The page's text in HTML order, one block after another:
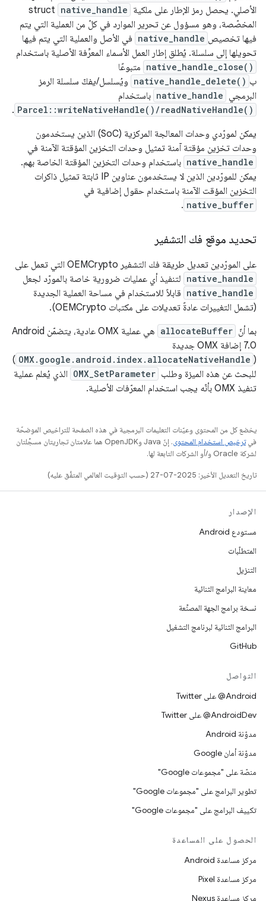
الأصلي. يحصل رمز الإطار على ملكية native_handle
struct
المخصّصة، وهو مسؤول عن تحرير الموارد في كلّ من العملية التي يتم
فيها تخصيص native_handle في الأصل والعملية التي يتم فيها
تحويلها إلى سلسلة. يُطلق إطار العمل الأسماء المعرِّفة الأصلية باستخدام
native_handle_close() متبوعًا
ب native_handle_delete() ويُسلسل/يفكّ سلسلة الرمز
البرمجي native_handle باستخدام
Parcel::writeNativeHandle()/readNativeHandle()
.
يمكن لمورّدي وحدات المعالجة المركزية (SoC) الذين يستخدمون
وحدات تخزين مؤقتة آمنة تمثيل وحدات التخزين المؤقتة الآمنة في
native_handle باستخدام وحدات التخزين المؤقتة الخاصة بهم.
يمكن للمورّدين الذين لا يستخدمون عناوين IP ثابتة تمثيل ذاكرات
التخزين المؤقت الآمنة باستخدام حقول إضافية في
native_buffer
.
تحديد موقع فك التشفير
على المورّدين تعديل طريقة فك التشفير OEMCrypto التي تعمل على
native_handle لتنفيذ أي عمليات ضرورية خاصة بالمورّد لجعل
native_handle قابلاً للاستخدام في مساحة العملية الجديدة
(تشمل التغييرات عادةً تعديلات على مكتبات OEMCrypto).
بما أنّ allocateBuffer
هي عملية OMX عادية، يتضمّن Android
7.0 إضافة OMX جديدة
(
OMX.google.android.index.allocateNativeHandle
)
للبحث عن هذه الميزة وطلب OMX_SetParameter الذي يُعلم عملية
تنفيذ OMX بأنّه يجب استخدام المعرّفات الأصلية.
يخضع كل من المحتوى وعيّنات التعليمات البرمجية في هذه الصفحة للتراخيص الموضحّة
فيترخيص استخدام المحتوى
. إنّ Java وOpenJDK هما علامتان تجاريتان مسجَّلتان
لشركة Oracle و/أو الشركات التابعة لها.
تاريخ التعديل الأخير: 2025-07-27 (حسب التوقيت العالمي المتفَّق عليه)
الإصدار
مستودع Android
المتطلّبات
التنزيل
معاينة البرامج الثنائية
نسخة برامج الجهة المصنِّعة
البرامج الثنائية لبرنامج التشغيل
GitHub
التواصل
‎@Android على Twitter
‎@AndroidDev على Twitter
مدوّنة Android
مدوّنة أمان Google
منصّة على "مجموعات Google"
تطوير البرامج على "مجموعات Google"
تكييف البرامج على "مجموعات Google"
الحصول على المساعدة
مركز مساعدة Android
مركز مساعدة Pixel
مركز مساعدة Nexus